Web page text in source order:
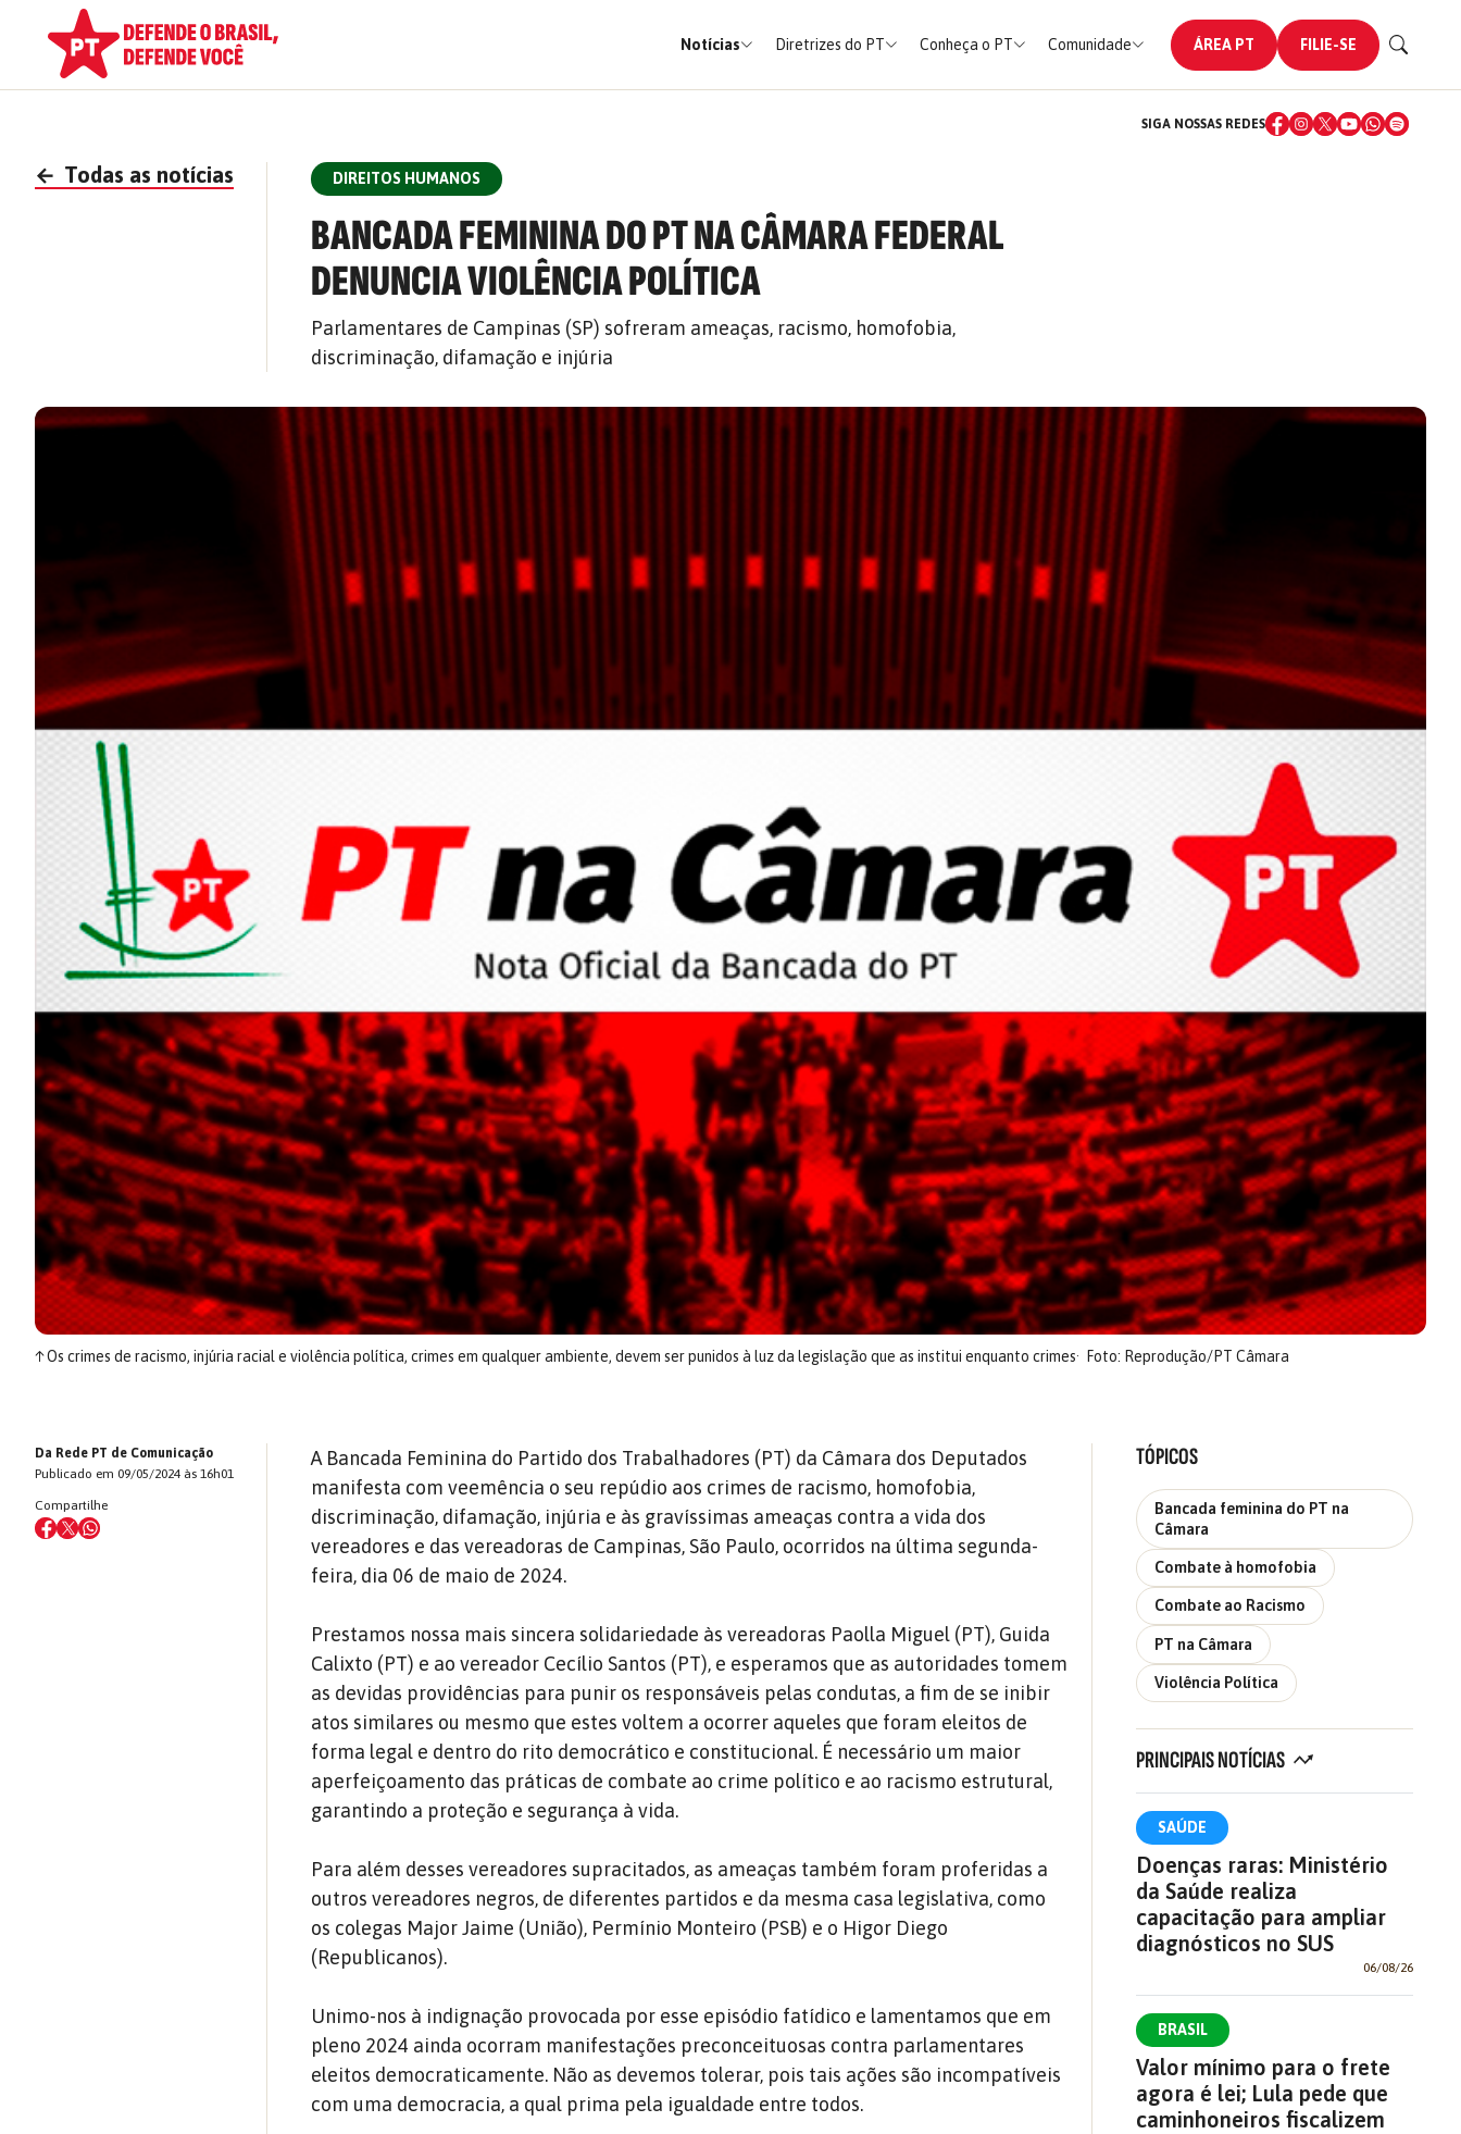
Notícias Diretrizes do PT Conheça o PT Comunidade ÁREA PT FILIE-SE
SIGA NOSSAS REDES
← Todas as notícias DIREITOS HUMANOS
BANCADA FEMININA DO PT NA CÂMARA FEDERAL
DENUNCIA VIOLÊNCIA POLÍTICA
Parlamentares de Campinas (SP) sofreram ameaças, racismo, homofobia,
discriminação, difamação e injúria
↑Os crimes de racismo, injúria racial e violência política, crimes em qualquer ambiente, devem ser punidos à luz da legislação que as institui enquanto crimes Foto: Reprodução/PT Câmara
Da Rede PT de Comunicação
Publicado em 09/05/2024 às 16h01
Compartilhe
A Bancada Feminina do Partido dos Trabalhadores (PT) da Câmara dos Deputados
manifesta com veemência o seu repúdio aos crimes de racismo, homofobia,
discriminação, difamação, injúria e às gravíssimas ameaças contra a vida dos
vereadores e das vereadoras de Campinas, São Paulo, ocorridos na última segunda-
feira, dia 06 de maio de 2024.
Prestamos nossa mais sincera solidariedade às vereadoras Paolla Miguel (PT), Guida
Calixto (PT) e ao vereador Cecílio Santos (PT), e esperamos que as autoridades tomem
as devidas providências para punir os responsáveis ​​pelas condutas, a fim de se inibir
atos similares ou mesmo que estes voltem a ocorrer aqueles que foram eleitos de
forma legal e dentro do rito democrático e constitucional. É necessário um maior
aperfeiçoamento das práticas de combate ao crime político e ao racismo estrutural,
garantindo a proteção e segurança à vida.
Para além desses vereadores supracitados, as ameaças também foram proferidas a
outros vereadores negros, de diferentes partidos e da mesma casa legislativa, como
os colegas Major Jaime (União), Permínio Monteiro (PSB) e o Higor Diego
(Republicanos).
Unimo-nos à indignação provocada por esse episódio fatídico e lamentamos que em
pleno 2024 ainda ocorram manifestações preconceituosas contra parlamentares
eleitos democraticamente. Não as devemos tolerar, pois tais ações são incompatíveis
com uma democracia, a qual prima pela igualdade entre todos.
TÓPICOS
Bancada feminina do PT na
Câmara
Combate à homofobia
Combate ao Racismo
PT na Câmara
Violência Política
PRINCIPAIS NOTÍCIAS
SAÚDE
Doenças raras: Ministério
da Saúde realiza
capacitação para ampliar
diagnósticos no SUS
06/08/26
BRASIL
Valor mínimo para o frete
agora é lei; Lula pede que
caminhoneiros fiscalizem